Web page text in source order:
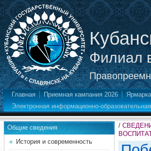
Филиал
Главная Приемная кампания 2026
Электронная информационно-
Общие сведения
История и современность
/